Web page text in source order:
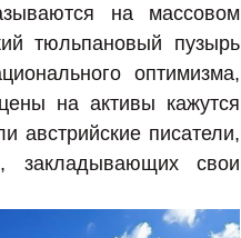
на массовом
тюльпановый пузырь
оптимизма,
на активы кажутся
австрийские писатели,
закладывающих свои